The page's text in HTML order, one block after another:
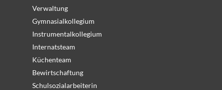
Verwaltung
Gymnasialkollegium
Instrumentalkollegium
Internatsteam
Küchenteam
Bewirtschaftung
Schulsozialarbeiterin